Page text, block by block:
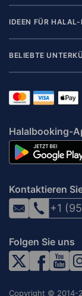
IDEEN FÜR HALAL-
BELIEBTE
Halalbooking-
Kontaktieren
+1
Folgen Sie uns
Copyright © 2014-